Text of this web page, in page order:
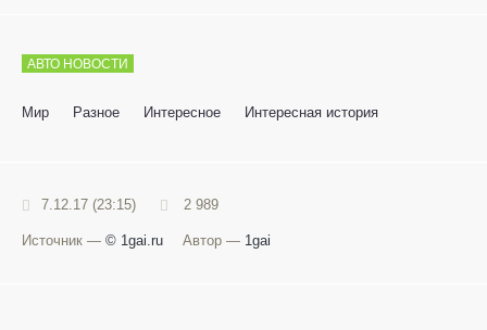
АВТО НОВОСТИ
Мир Разное Интересное Интересная история
7.12.17 (23:15) 2 989
Источник — © 1gai.ru Автор — 1gai